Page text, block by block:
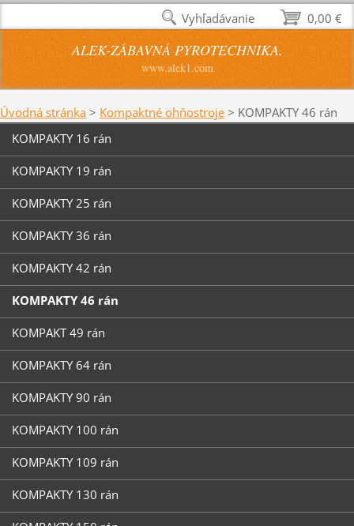
ALEK-ZÁBAVNÁ PYROTECHNIKA.
www.alek1.com
Úvodná stránka > Kompaktné ohňostroje > KOMPAKTY 46 rán
KOMPAKTY 16 rán
KOMPAKTY 19 rán
KOMPAKTY 25 rán
KOMPAKTY 36 rán
KOMPAKTY 42 rán
KOMPAKTY 46 rán
KOMPAKT 49 rán
KOMPAKTY 64 rán
KOMPAKTY 90 rán
KOMPAKTY 100 rán
KOMPAKTY 109 rán
KOMPAKTY 130 rán
0,00 €
Vyhľadávanie